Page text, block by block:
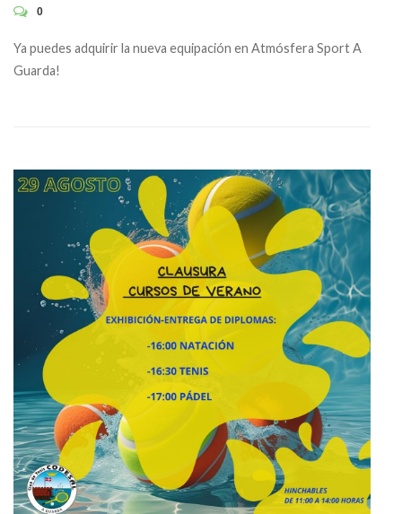
0
Ya puedes adquirir la nueva equipación en Atmósfera Sport A
Guarda!